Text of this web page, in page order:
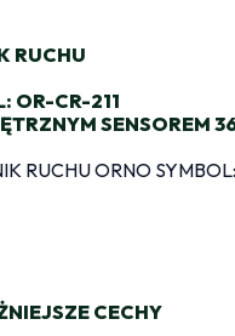
RUCHU
OR-CR-211
SENSOREM
CECHY